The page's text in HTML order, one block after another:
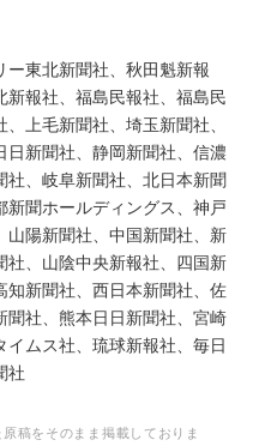
ー東北新聞社、秋田魁新報
報社、福島民報社、福島民
上毛新聞社、埼玉新聞社、
新聞社、静岡新聞社、信濃
、岐阜新聞社、北日本新聞
聞ホールディングス、神戸
山陽新聞社、中国新聞社、新
社、山陰中央新報社、四国新
知新聞社、西日本新聞社、佐
聞社、熊本日日新聞社、宮崎
イムス社、琉球新報社、毎日
社
稿をそのまま掲載しておりま